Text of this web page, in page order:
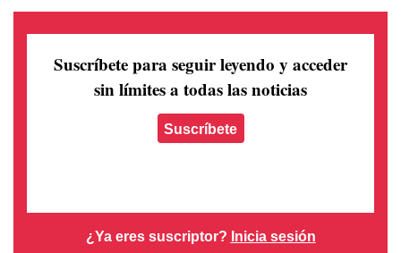
Suscríbete para seguir leyendo y acceder
sin límites a todas las noticias
Suscríbete
¿Ya eres suscriptor? Inicia sesión